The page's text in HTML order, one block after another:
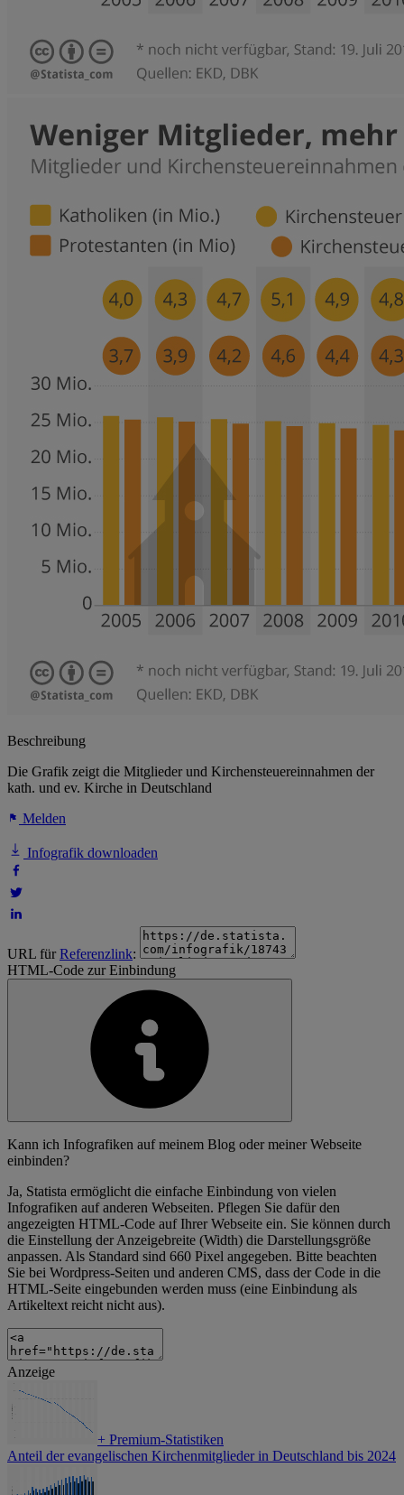
Beschreibung
Die Grafik zeigt die Mitglieder und Kirchensteuereinnahmen der
kath. und ev. Kirche in Deutschland
Melden
Infografik downloaden
URL fürReferenzlink:
HTML-Code zur Einbindung
Kann ich Infografiken auf meinem Blog oder meiner Webseite
einbinden?
Ja, Statista ermöglicht die einfache Einbindung von vielen
Infografiken auf anderen Webseiten. Pflegen Sie dafür den
angezeigten HTML-Code auf Ihrer Webseite ein. Sie können durch
die Einstellung der Anzeigebreite (Width) die Darstellungsgröße
anpassen. Als Standard sind 660 Pixel angegeben. Bitte beachten
Sie bei Wordpress-Seiten und anderen CMS, dass der Code in die
HTML-Seite eingebunden werden muss (eine Einbindung als
Artikeltext reicht nicht aus).
Anzeige
+ Premium-Statistiken
Anteil der evangelischen Kirchenmitglieder in Deutschland bis 2024